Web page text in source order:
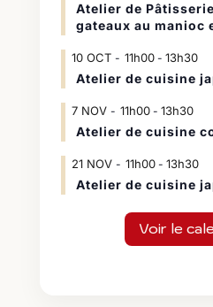
Atelier de
gateaux au manioc
10 OCT 11h00- 13h30
Atelier de cuisine
7 NOV 11h00- 13h30
Atelier de cuisine
21 NOV 11h00- 13h30
Atelier de cuisine
Voir le